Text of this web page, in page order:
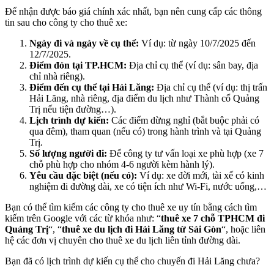
Để nhận được báo giá chính xác nhất, bạn nên cung cấp các thông
tin sau cho công ty cho thuê xe:
Ngày đi và ngày về cụ thể: Ví dụ: từ ngày 10/7/2025 đến
12/7/2025.
Điểm đón tại TP.HCM: Địa chỉ cụ thể (ví dụ: sân bay, địa
chỉ nhà riêng).
Điểm đến cụ thể tại Hải Lăng: Địa chỉ cụ thể (ví dụ: thị trấn
Hải Lăng, nhà riêng, địa điểm du lịch như Thành cổ Quảng
Trị nếu tiện đường…).
Lịch trình dự kiến: Các điểm dừng nghỉ (bắt buộc phải có
qua đêm), tham quan (nếu có) trong hành trình và tại Quảng
Trị.
Số lượng người đi: Để công ty tư vấn loại xe phù hợp (xe 7
chỗ phù hợp cho nhóm 4-6 người kèm hành lý).
Yêu cầu đặc biệt (nếu có): Ví dụ: xe đời mới, tài xế có kinh
nghiệm đi đường dài, xe có tiện ích như Wi-Fi, nước uống,…
Bạn có thể tìm kiếm các công ty cho thuê xe uy tín bằng cách tìm
kiếm trên Google với các từ khóa như: “thuê xe 7 chỗ TPHCM đi
Quảng Trị“, “thuê xe du lịch đi Hải Lăng từ Sài Gòn“, hoặc liên
hệ các đơn vị chuyên cho thuê xe du lịch liên tỉnh đường dài.
Bạn đã có lịch trình dự kiến cụ thể cho chuyến đi Hải Lăng chưa?